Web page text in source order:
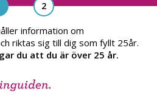
Nordic AB
4A, 111 48, Stockholm
information om
riktas sig till dig som fyllt 25år.
du att du är över 25 år.